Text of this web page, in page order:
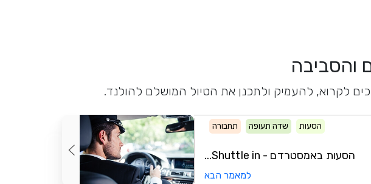
והסביבה
לקרוא, להעמיק ולתכנן את הטיול המושלם להולנד.
הסעות שדה תעופה תחבורה
הסעות באמסטרדם - Shuttle in...
למאמר הבא